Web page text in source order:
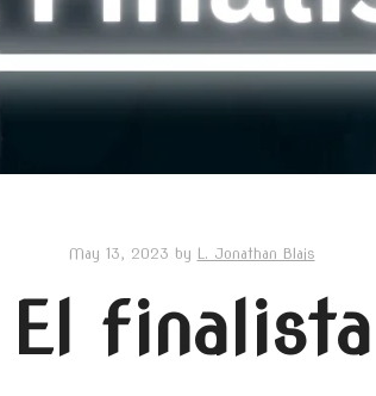
May 13, 2023 by L. Jonathan Blais
El finalista